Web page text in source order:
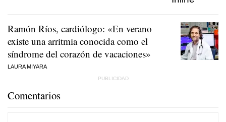
Ramón Ríos, cardiólogo: «En verano
existe una arritmia conocida como el
síndrome del corazón de vacaciones»
LAURA MIYARA
Comentarios